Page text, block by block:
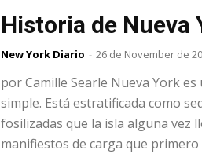
Historia de Nueva
New York Diario - 26 de November de
por Camille Searle Nueva York
simple. Está estratificada como
fosilizadas que la isla alguna vez
manifiestos de carga que